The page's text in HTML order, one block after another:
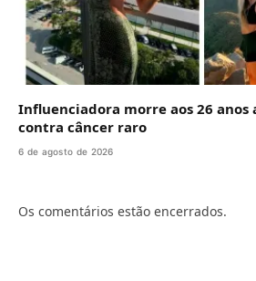
Influenciadora morre aos 26 anos
contra câncer raro
6 de agosto de 2026
Os comentários estão encerrados.